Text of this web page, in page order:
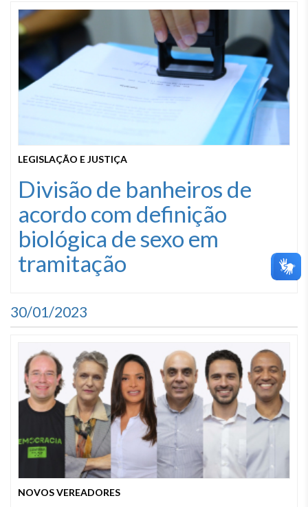
LEGISLAÇÃO E JUSTIÇA
Divisão de banheiros de
acordo com definição
biológica de sexo em
tramitação
30/01/2023
NOVOS VEREADORES